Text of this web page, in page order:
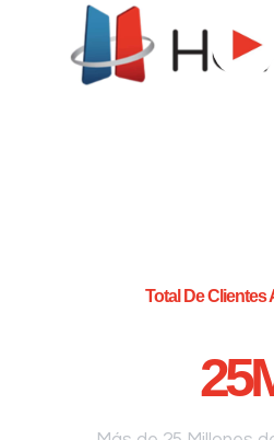
Total De Clientes
25